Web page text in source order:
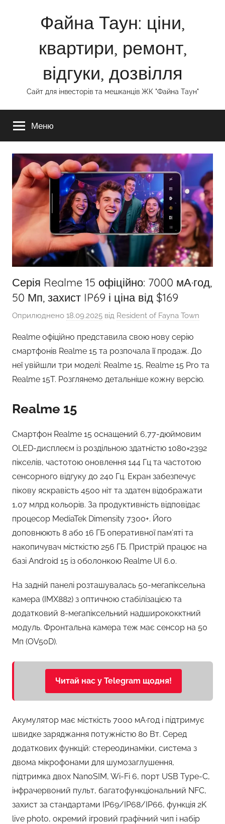
Файна Таун: ціни,
квартири, ремонт,
відгуки, дозвілля
Сайт для інвесторів та мешканців ЖК "Файна Таун"
Меню
Серія Realme 15 офіційно: 7000 мА·год,
50 Мп, захист IP69 і ціна від $169
Оприлюднено 18.09.2025 від Resident of Fayna Town
Realme офіційно представила свою нову серію
смартфонів Realme 15 та розпочала її продаж. До
неї увійшли три моделі: Realme 15, Realme 15 Pro та
Realme 15T. Розглянемо детальніше кожну версію.
Realme 15
Смартфон Realme 15 оснащений 6,77-дюймовим
OLED-дисплеєм із роздільною здатністю 1080×2392
пікселів, частотою оновлення 144 Гц та частотою
сенсорного відгуку до 240 Гц. Екран забезпечує
пікову яскравість 4500 ніт та здатен відображати
1,07 млрд кольорів. За продуктивність відповідає
процесор MediaTek Dimensity 7300+. Його
доповнюють 8 або 16 ГБ оперативної пам’яті та
накопичувач місткістю 256 ГБ. Пристрій працює на
базі Android 15 із оболонкою Realme UI 6.0.
На задній панелі розташувалась 50-мегапіксельна
камера (IMX882) з оптичною стабілізацією та
додатковий 8-мегапіксельний надширококктний
модуль. Фронтальна камера теж має сенсор на 50
Мп (OV50D).
Читай нас у Telegram щодня!
Акумулятор має місткість 7000 мА·год і підтримує
швидке заряджання потужністю 80 Вт. Серед
додаткових функцій: стереодинаміки, система з
двома мікрофонами для шумозаглушення,
підтримка двох NanoSIM, Wi-Fi 6, порт USB Type-C,
інфрачервоний пульт, багатофункціональний NFC,
захист за стандартами IP69/IP68/IP66, функція 2K
live photo, окремий ігровий графічний чип і набір